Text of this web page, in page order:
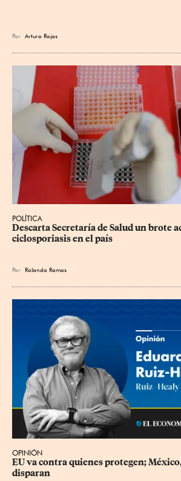
Por Arturo Rojas
POLÍTICA
Descarta Secretaría de Salud un brote
ciclosporiasis en el país
Por Rolando Ramos
OPINIÓN
EU va contra quienes protegen;
disparan